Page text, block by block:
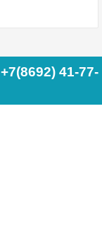
+7(8692) 41-77-